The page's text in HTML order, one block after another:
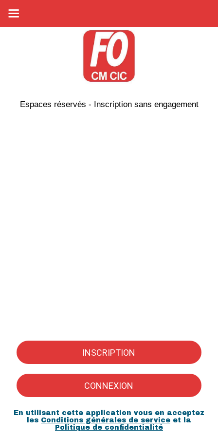
Espaces réservés - Inscription sans engagement
INSCRIPTION
CONNEXION
En utilisant cette application vous en acceptez
les Conditions générales de service et la
Politique de confidentialité